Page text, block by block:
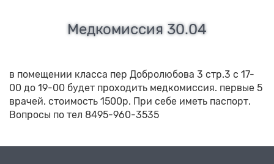
Медкомиссия 30.04
в помещении класса пер Добролюбова 3 стр.3 с 17-
00 до 19-00 будет проходить медкомиссия. первые 5
врачей. стоимость 1500р. При себе иметь паспорт.
Вопросы по тел 8495-960-3535